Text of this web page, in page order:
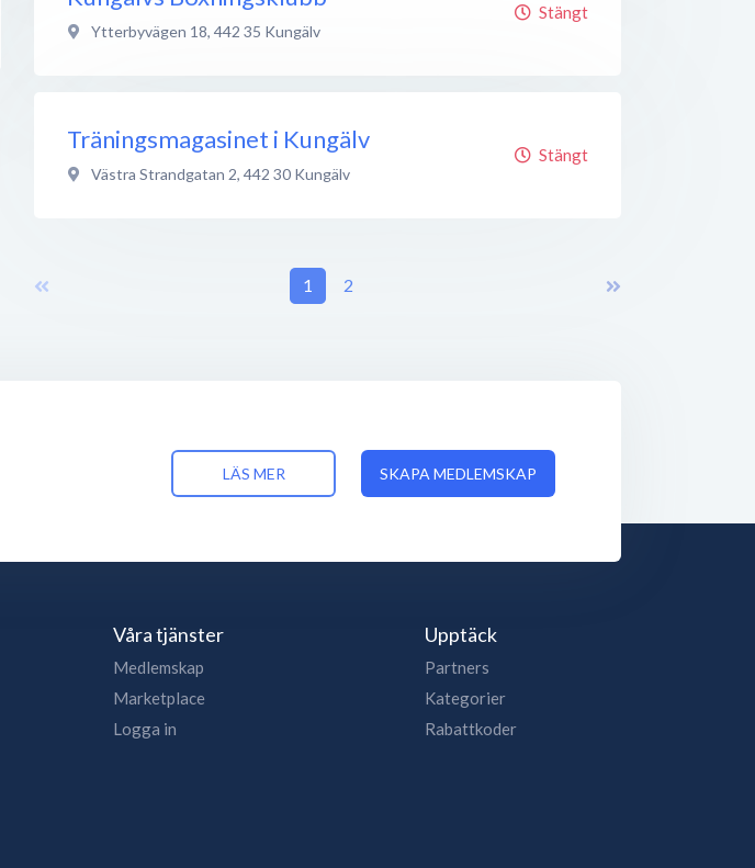
Ytterbyvägen 18, 442 35 Kungälv
Stängt
Träningsmagasinet i Kungälv
Västra Strandgatan 2, 442 30 Kungälv
Stängt
1 2
LÄS MER SKAPA MEDLEMSKAP
Våra tjänster
Medlemskap
Marketplace
Logga in
Upptäck
Partners
Kategorier
Rabattkoder